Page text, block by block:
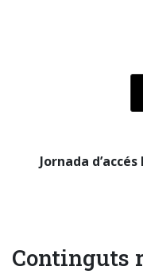
Jornada
Continguts